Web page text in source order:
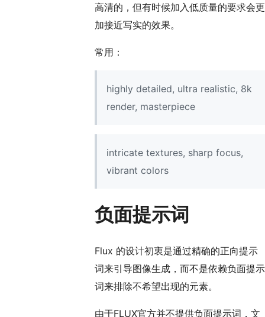
高清的，但有时候加入低质量的要求会更
加接近写实的效果。
常用：
highly detailed, ultra realistic, 8k
render, masterpiece
intricate textures, sharp focus,
vibrant colors
负面提示词
Flux 的设计初衷是通过精确的正向提示
词来引导图像生成，而不是依赖负面提示
词来排除不希望出现的元素。
由于FLUX官方并不提供负面提示词，文